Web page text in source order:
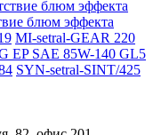
блюм эффекта
MI-setral-GEAR 220
EP SAE 85W-140 GL5
SYN-setral-SINT/425